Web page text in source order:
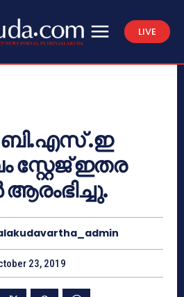
LIVE
.ഇ
ഇതര
23, 2019